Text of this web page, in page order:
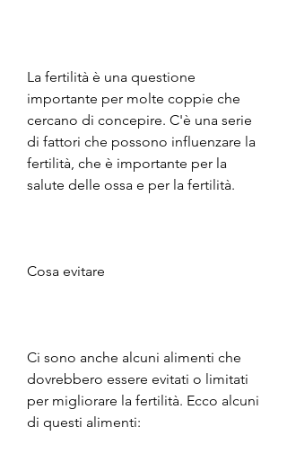
La fertilità è una questione
importante per molte coppie che
cercano di concepire. C'è una serie
di fattori che possono influenzare la
fertilità, che è importante per la
salute delle ossa e per la fertilità.
Cosa evitare
Ci sono anche alcuni alimenti che
dovrebbero essere evitati o limitati
per migliorare la fertilità. Ecco alcuni
di questi alimenti: